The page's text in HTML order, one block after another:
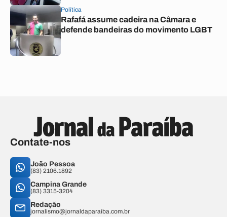
Política
Rafafá assume cadeira na Câmara e
defende bandeiras do movimento LGBT
Contate-nos
João Pessoa
(83) 2106.1892
Campina Grande
(83) 3315-3204
Redação
jornalismo@jornaldaparaiba.com.br